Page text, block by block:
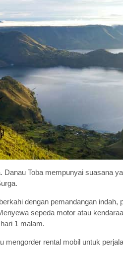
Danau Toba mempunyai suasana
dengan pemandangan indah,
sepeda motor atau
1 malam.
mengorder rental mobil untuk